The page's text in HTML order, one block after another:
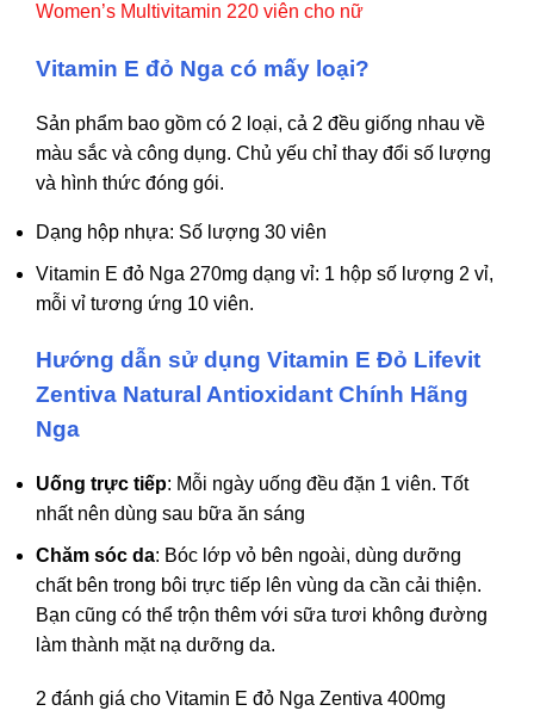
Women’s Multivitamin 220 viên cho nữ
Vitamin E đỏ Nga có mấy loại?
Sản phẩm bao gồm có 2 loại, cả 2 đều giống nhau về
màu sắc và công dụng. Chủ yếu chỉ thay đổi số lượng
và hình thức đóng gói.
Dạng hộp nhựa: Số lượng 30 viên
Vitamin E đỏ Nga 270mg dạng vỉ: 1 hộp số lượng 2 vỉ,
mỗi vỉ tương ứng 10 viên.
Hướng dẫn sử dụng Vitamin E Đỏ Lifevit
Zentiva Natural Antioxidant Chính Hãng
Nga
Uống trực tiếp: Mỗi ngày uống đều đặn 1 viên. Tốt
nhất nên dùng sau bữa ăn sáng
Chăm sóc da: Bóc lớp vỏ bên ngoài, dùng dưỡng
chất bên trong bôi trực tiếp lên vùng da cần cải thiện.
Bạn cũng có thể trộn thêm với sữa tươi không đường
làm thành mặt nạ dưỡng da.
2 đánh giá cho Vitamin E đỏ Nga Zentiva 400mg